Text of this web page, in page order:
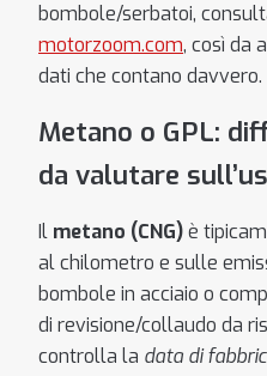
bombole/serbatoi,
motorzoom.com, così da
dati che contano davvero.
Metano o GPL:
da valutare
Il metano (CNG)è
al chilometro e sulle
bombole in acciaio o
di revisione/collaudo da
controlla la data di